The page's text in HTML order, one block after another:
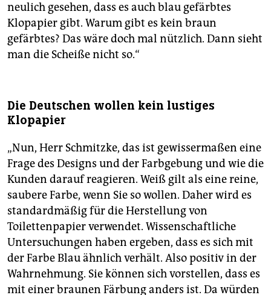
neulich gesehen, dass es auch blau gefärbtes
Klopapier gibt. Warum gibt es kein braun
gefärbtes? Das wäre doch mal nützlich. Dann sieht
man die Scheiße nicht so.“
Die Deutschen wollen kein ­lustiges
Klopapier
„Nun, Herr Schmitzke, das ist gewissermaßen eine
Frage des Designs und der Farbgebung und wie die
Kunden darauf reagieren. Weiß gilt als eine reine,
saubere Farbe, wenn Sie so wollen. Daher wird es
standardmäßig für die Herstellung von
Toilettenpapier verwendet. Wissenschaftliche
Untersuchungen haben ergeben, dass es sich mit
der Farbe Blau ähnlich verhält. Also positiv in der
Wahrnehmung. Sie können sich vorstellen, dass es
mit einer braunen Färbung anders ist. Da würden